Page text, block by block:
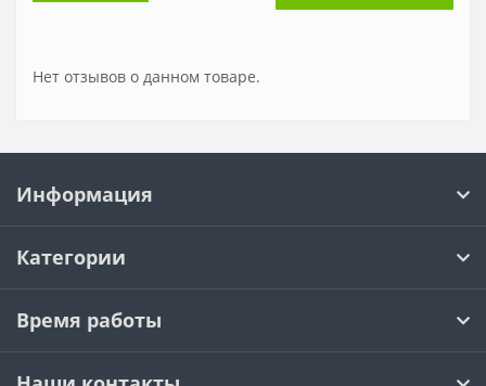
Нет отзывов о данном товаре.
Информация
Категории
Время работы